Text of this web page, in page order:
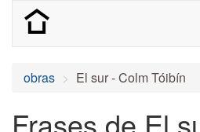
obras El sur - Colm Tóibín
Frases de El